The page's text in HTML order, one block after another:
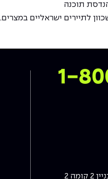
תוכנה
לתיירים ישראליים במצרים.
1-